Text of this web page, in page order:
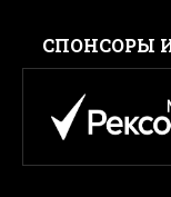
CПОНСОРЫ